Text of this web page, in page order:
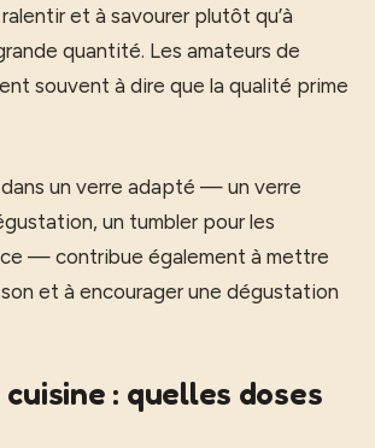
et à savourer plutôt qu’à
quantité. Les amateurs de
souvent à dire que la qualité prime
un verre adapté — un verre
un tumbler pour les
— contribue également à mettre
et à encourager une dégustation
: quelles doses